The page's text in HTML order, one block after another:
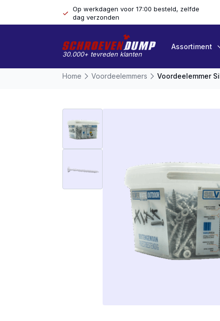
Op werkdagen voor 17:00 besteld, zelfde
dag verzonden
30.000+ tevreden klanten
Assortiment
Home Voordeelemmers Voordeelemmer